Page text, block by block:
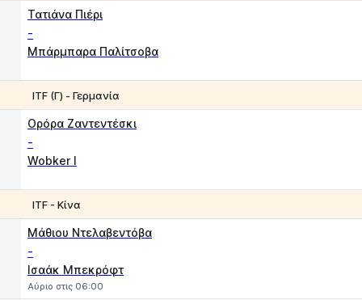
Τατιάνα Πιέρι
-
Μπάρμπαρα Παλίτσοβα
ITF (Γ) - Γερμανία
Ορόρα Ζαντεντέσκι
-
Wobker I
ITF - Κίνα
Μάθιου Ντελαβεντόβα
-
Ισαάκ Μπεκρόφτ
Αύριο στις 06:00